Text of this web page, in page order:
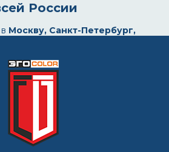
России
Москву, Санкт-Петербург,
впригородные районы и